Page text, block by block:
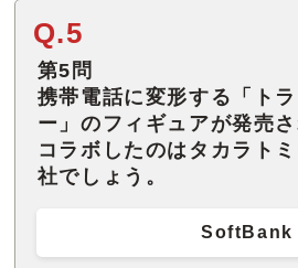
Q.5
第5問
携帯電話に変形する「ト
ー」のフィギュアが発売さ
コラボしたのはタカラト
社でしょう。
SoftBank